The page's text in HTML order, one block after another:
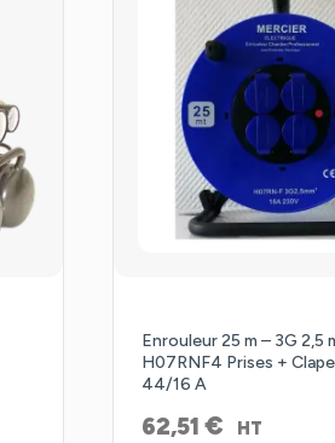
Enrouleur 25 m – 3G 2,5
H07RNF4 Prises +
44/16 A
62,51 € HT